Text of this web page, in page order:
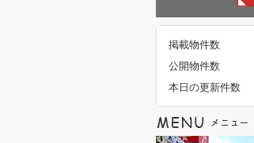
掲載物件数
公開物件数
本日の更新件数